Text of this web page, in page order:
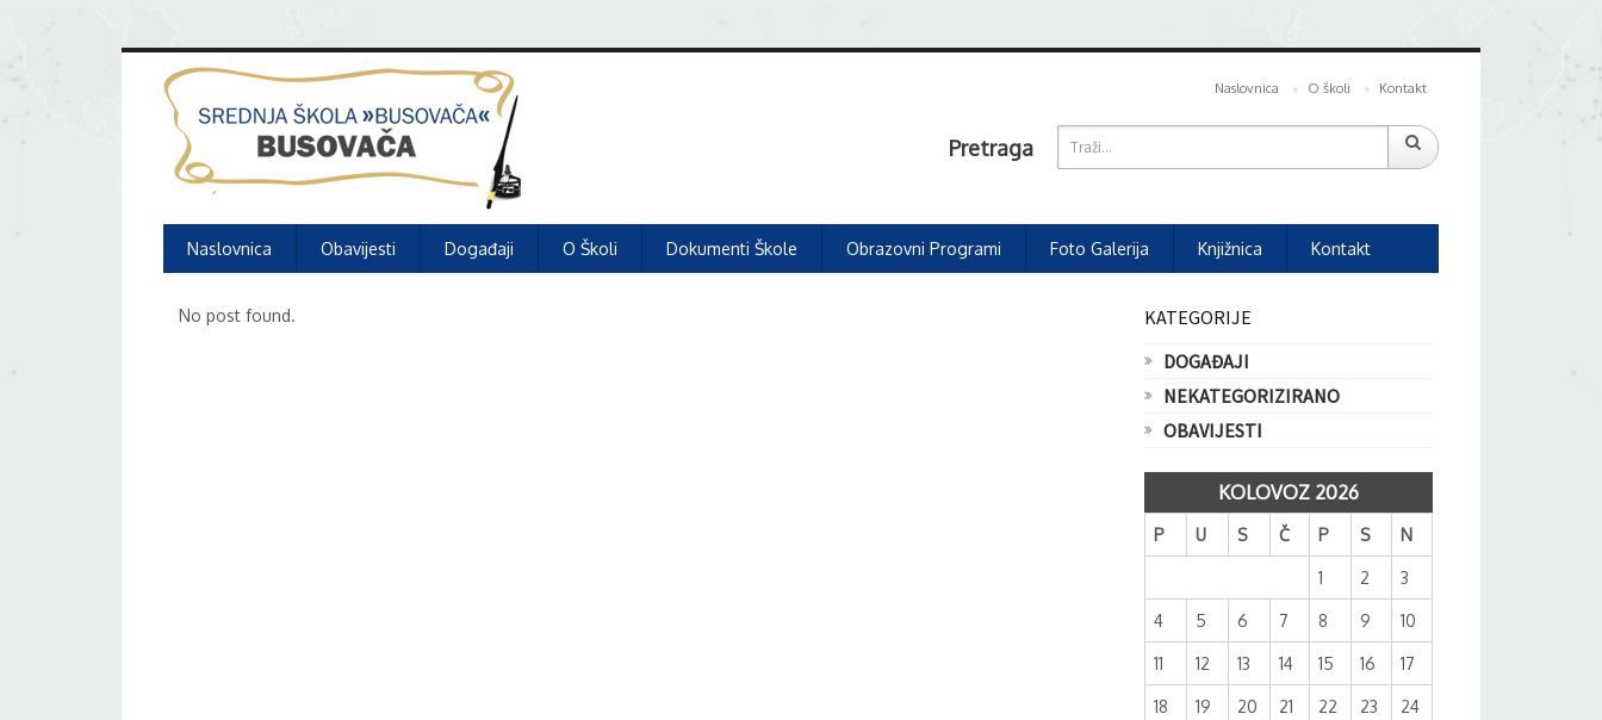
Naslovnica O školi Kontakt
Pretraga
Naslovnica Obavijesti Događaji O Školi Dokumenti Škole Obrazovni Programi Foto Galerija Knjižnica Kontakt
No post found.
KATEGORIJE
DOGAĐAJI
NEKATEGORIZIRANO
OBAVIJESTI
KOLOVOZ 2026
P U S Č P S N
1 2 3
4 5 6 7 8 9 10
11 12 13 14 15 16 17
18 19 20 21 22 23 24